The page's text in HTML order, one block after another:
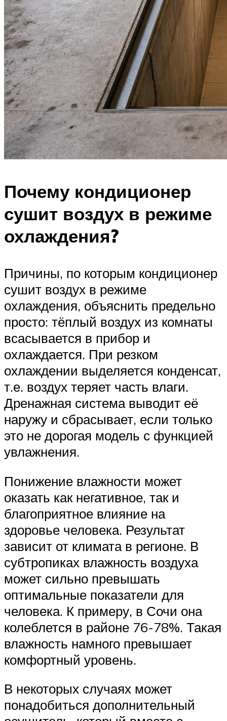
Почему кондиционер
сушит воздух в режиме
охлаждения?
Причины, по которым кондиционер
сушит воздух в режиме
охлаждения, объяснить предельно
просто: тёплый воздух из комнаты
всасывается в прибор и
охлаждается. При резком
охлаждении выделяется конденсат,
т.е. воздух теряет часть влаги.
Дренажная система выводит её
наружу и сбрасывает, если только
это не дорогая модель с функцией
увлажнения.
Понижение влажности может
оказать как негативное, так и
благоприятное влияние на
здоровье человека. Результат
зависит от климата в регионе. В
субтропиках влажность воздуха
может сильно превышать
оптимальные показатели для
человека. К примеру, в Сочи она
колеблется в районе 76-78%. Такая
влажность намного превышает
комфортный уровень.
В некоторых случаях может
понадобиться дополнительный